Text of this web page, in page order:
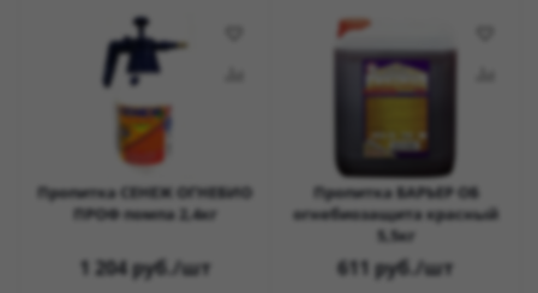
Пропитка СЕНЕЖ ОГНЕБИО
ПРОФ помпа 2,4кг
1 204руб./шт
Пропитка БАРЬЕР ОБ
огнебиозащита красный
5,5кг
611 руб./шт